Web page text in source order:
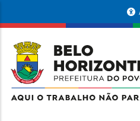
conteúdo
principal
da
Prefeitura
de